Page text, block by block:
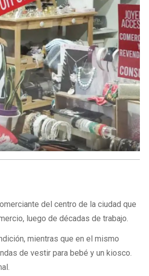
del centro de la ciudad que
luego de décadas de trabajo.
mientras que en el mismo
de vestir para bebé y un kiosco.